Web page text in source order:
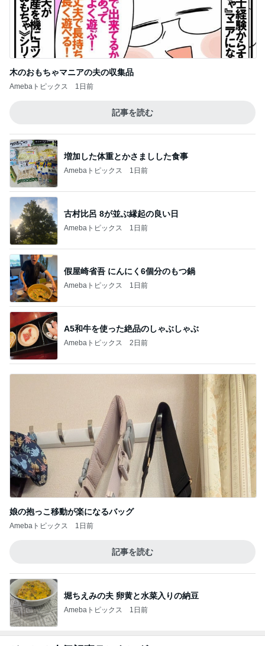
木のおもちゃマニアの夫の収集品
Amebaトピックス 1日前
記事を読む
増加した体重とかさましした食事
Amebaトピックス 1日前
古村比呂 8が並ぶ縁起の良い日
Amebaトピックス 1日前
假屋崎省吾 にんにく6個分のもつ鍋
Amebaトピックス 1日前
A5和牛を使った絶品のしゃぶしゃぶ
Amebaトピックス 2日前
娘の抱っこ移動が楽になるバッグ
Amebaトピックス 1日前
記事を読む
堀ちえみの夫 卵黄と水菜入りの納豆
Amebaトピックス 1日前